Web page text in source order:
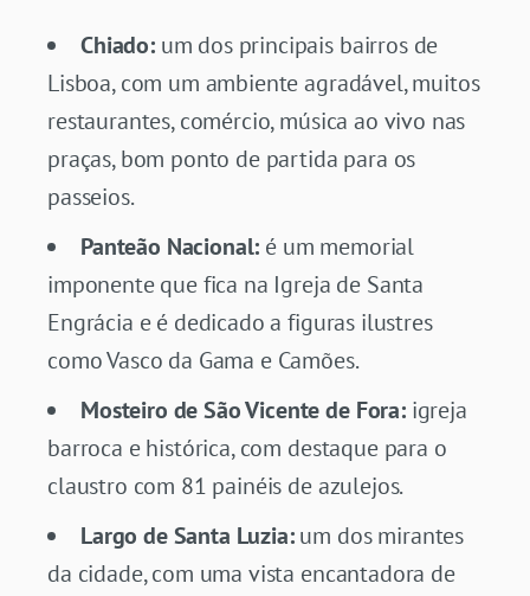
Chiado: um dos principais bairros de
Lisboa, com um ambiente agradável, muitos
restaurantes, comércio, música ao vivo nas
praças, bom ponto de partida para os
passeios.
Panteão Nacional: é um memorial
imponente que fica na Igreja de Santa
Engrácia e é dedicado a figuras ilustres
como Vasco da Gama e Camões.
Mosteiro de São Vicente de Fora: igreja
barroca e histórica, com destaque para o
claustro com 81 painéis de azulejos.
Largo de Santa Luzia:um dos mirantes
da cidade, com uma vista encantadora de